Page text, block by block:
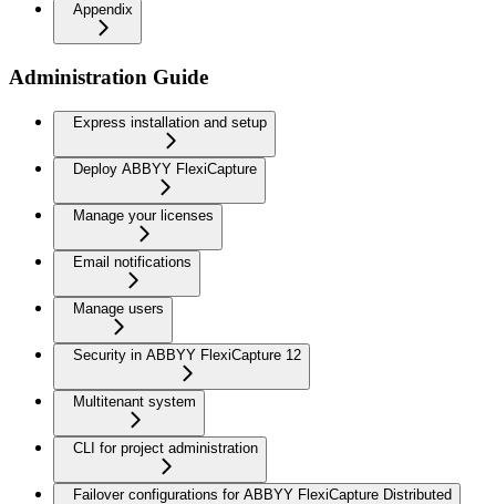
Appendix
Administration Guide
Express installation and setup
Deploy ABBYY FlexiCapture
Manage your licenses
Email notifications
Manage users
Security in ABBYY FlexiCapture 12
Multitenant system
CLI for project administration
Failover configurations for ABBYY FlexiCapture Distributed